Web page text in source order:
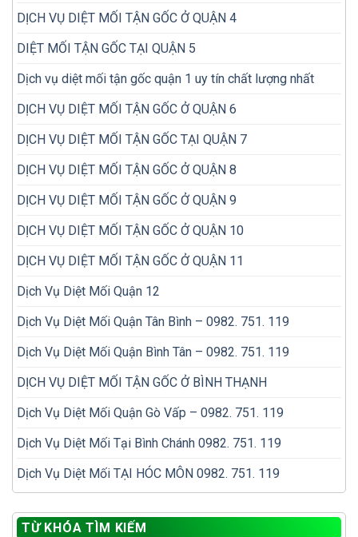
nhà
DỊCH VỤ DIỆT MỐI TẬN GỐC Ở QUẬN 4
DIỆT MỐI TẬN GỐC TẠI QUẬN 5
Dịch vụ diệt mối tận gốc quận 1 uy tín chất lượng nhất
DỊCH VỤ DIỆT MỐI TẬN GỐC Ở QUẬN 6
DỊCH VỤ DIỆT MỐI TẬN GỐC TẠI QUẬN 7
DỊCH VỤ DIỆT MỐI TẬN GỐC Ở QUẬN 8
DỊCH VỤ DIỆT MỐI TẬN GỐC Ở QUẬN 9
DỊCH VỤ DIỆT MỐI TẬN GỐC Ở QUẬN 10
DỊCH VỤ DIỆT MỐI TẬN GỐC Ở QUẬN 11
Dịch Vụ Diệt Mối Quận 12
Dịch Vụ Diệt Mối Quận Tân Bình – 0982. 751. 119
Dịch Vụ Diệt Mối Quận Bình Tân – 0982. 751. 119
DỊCH VỤ DIỆT MỐI TẬN GỐC Ở BÌNH THẠNH
Dịch Vụ Diệt Mối Quận Gò Vấp – 0982. 751. 119
Dịch Vụ Diệt Mối Tại Bình Chánh 0982. 751. 119
Dịch Vụ Diệt Mối TẠI HÓC MÔN 0982. 751. 119
TỪ KHÓA TÌM KIẾM